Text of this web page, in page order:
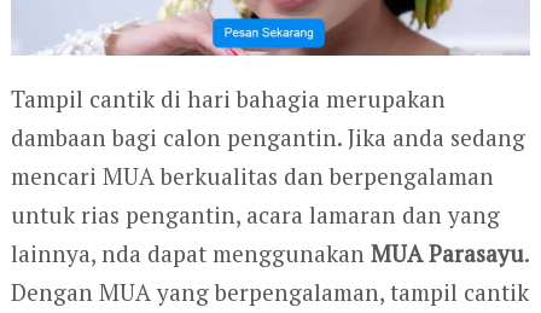
Tampil cantik di hari bahagia merupakan
dambaan bagi calon pengantin. Jika anda sedang
mencari MUA berkualitas dan berpengalaman
untuk rias pengantin, acara lamaran dan yang
lainnya, nda dapat menggunakan MUA Parasayu.
Dengan MUA yang berpengalaman, tampil cantik